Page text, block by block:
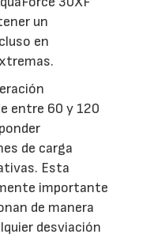
un
en
entre 60 y 120
de carga
Esta
importante
de manera
desviación